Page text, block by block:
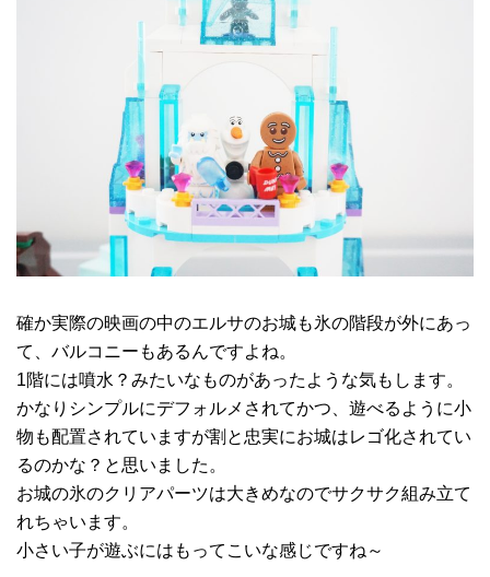
確か実際の映画の中のエルサのお城も氷の階段が外にあっ
て、バルコニーもあるんですよね。
1階には噴水？みたいなものがあったような気もします。
かなりシンプルにデフォルメされてかつ、遊べるように小
物も配置されていますが割と忠実にお城はレゴ化されてい
るのかな？と思いました。
お城の氷のクリアパーツは大きめなのでサクサク組み立て
れちゃいます。
小さい子が遊ぶにはもってこいな感じですね～